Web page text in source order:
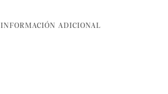
INFORMACIÓN ADICIONAL